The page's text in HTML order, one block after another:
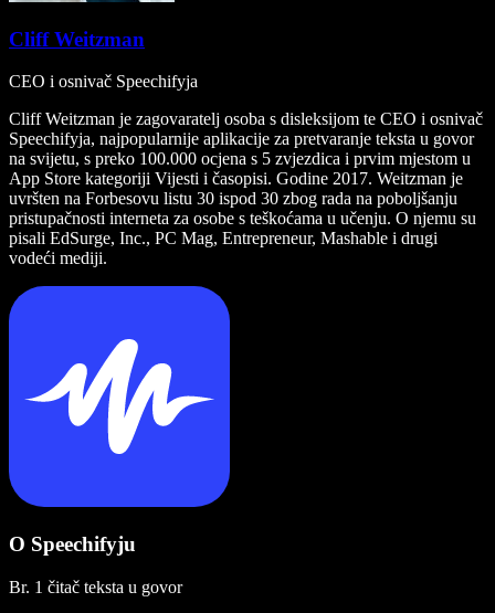
Cliff Weitzman
CEO i osnivač Speechifyja
Cliff Weitzman je zagovaratelj osoba s disleksijom te CEO i osnivač
Speechifyja, najpopularnije aplikacije za pretvaranje teksta u govor
na svijetu, s preko 100.000 ocjena s 5 zvjezdica i prvim mjestom u
App Store kategoriji Vijesti i časopisi. Godine 2017. Weitzman je
uvršten na Forbesovu listu 30 ispod 30 zbog rada na poboljšanju
pristupačnosti interneta za osobe s teškoćama u učenju. O njemu su
pisali EdSurge, Inc., PC Mag, Entrepreneur, Mashable i drugi
vodeći mediji.
O Speechifyju
Br. 1 čitač teksta u govor